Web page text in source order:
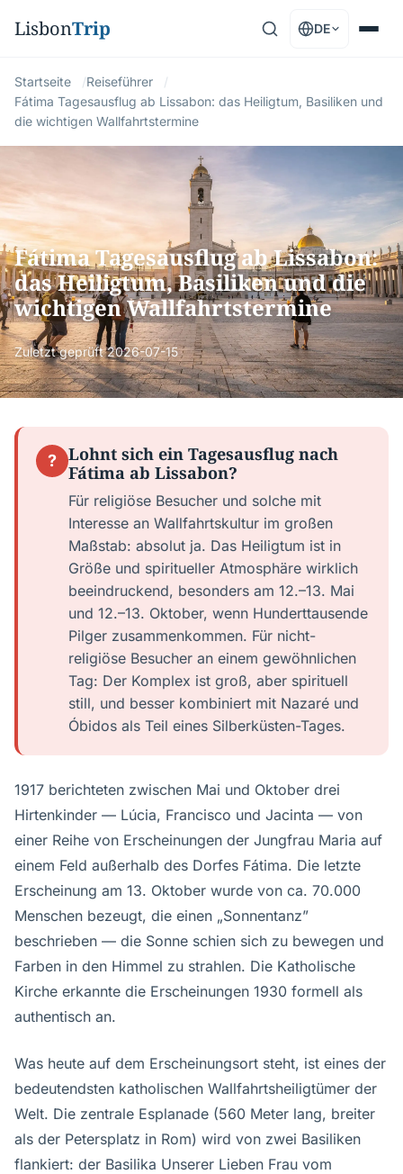
LisbonTrip DE
Startseite
Reiseführer
Fátima Tagesausflug ab Lissabon: das Heiligtum, Basiliken und
die wichtigen Wallfahrtstermine
Fátima Tagesausflug ab Lissabon:
das Heiligtum, Basiliken und die
wichtigen Wallfahrtstermine
Zuletzt geprüft2026-07-15
?
Lohnt sich ein Tagesausflug nach
Fátima ab Lissabon?
Für religiöse Besucher und solche mit
Interesse an Wallfahrtskultur im großen
Maßstab: absolut ja. Das Heiligtum ist in
Größe und spiritueller Atmosphäre wirklich
beeindruckend, besonders am 12.–13. Mai
und 12.–13. Oktober, wenn Hunderttausende
Pilger zusammenkommen. Für nicht-
religiöse Besucher an einem gewöhnlichen
Tag: Der Komplex ist groß, aber spirituell
still, und besser kombiniert mit Nazaré und
Óbidos als Teil eines Silberküsten-Tages.
1917 berichteten zwischen Mai und Oktober drei
Hirtenkinder — Lúcia, Francisco und Jacinta — von
einer Reihe von Erscheinungen der Jungfrau Maria auf
einem Feld außerhalb des Dorfes Fátima. Die letzte
Erscheinung am 13. Oktober wurde von ca. 70.000
Menschen bezeugt, die einen „Sonnentanz”
beschrieben — die Sonne schien sich zu bewegen und
Farben in den Himmel zu strahlen. Die Katholische
Kirche erkannte die Erscheinungen 1930 formell als
authentisch an.
Was heute auf dem Erscheinungsort steht, ist eines der
bedeutendsten katholischen Wallfahrtsheiligtümer der
Welt. Die zentrale Esplanade (560 Meter lang, breiter
als der Petersplatz in Rom) wird von zwei Basiliken
flankiert: der Basilika Unserer Lieben Frau vom